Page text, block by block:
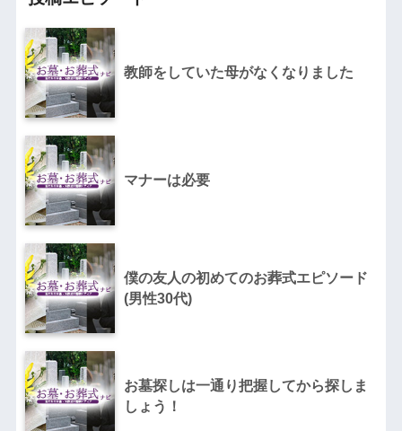
教師をしていた母がなくなりました
マナーは必要
僕の友人の初めてのお葬式エピソード
(男性30代)
お墓探しは一通り把握してから探しま
しょう！